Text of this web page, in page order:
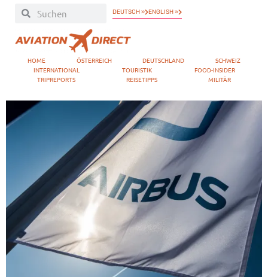
DEUTSCH » ENGLISH »
HOME ÖSTERREICH DEUTSCHLAND
SCHWEIZ
INTERNATIONAL
TOURISTIK
FOOD-INSIDER
TRIPREPORTS
REISETIPPS MILITÄR